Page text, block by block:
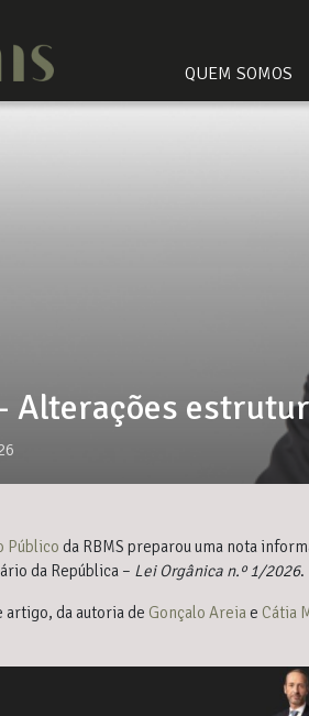
QUEM SOMOS
Alterações
Público da RBMS preparou uma nota
da República – Lei Orgânica n.º 1/2026.
artigo, da autoria de Gonçalo Areiae Cátia